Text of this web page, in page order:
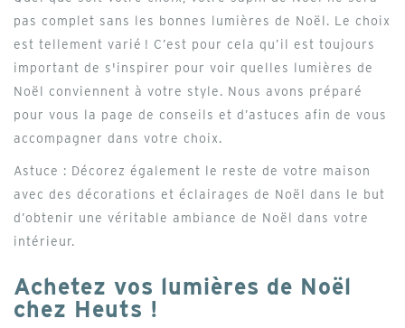
pas complet sans les bonnes lumières de Noël. Le choix
est tellement varié ! C’est pour cela qu’il est toujours
important de s'inspirer pour voir quelles lumières de
Noël conviennent à votre style. Nous avons préparé
pour vous la page de conseils et d’astuces afin de vous
accompagner dans votre choix.
Astuce : Décorez également le reste de votre maison
avec des décorations et éclairages de Noël dans le but
d’obtenir une véritable ambiance de Noël dans votre
intérieur.
Achetez vos lumières de Noël
chez Heuts !